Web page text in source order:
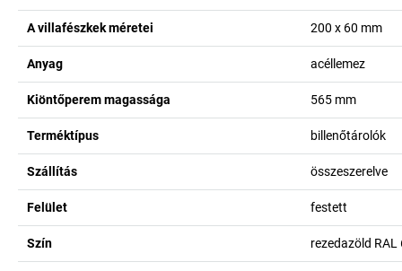
A villafészkek méretei 200 x 60 mm
Anyag acéllemez
Kiöntőperem magassága 565 mm
Terméktípus billenőtárolók
Szállítás összeszerelve
Felület festett
Szín rezedazöld RAL